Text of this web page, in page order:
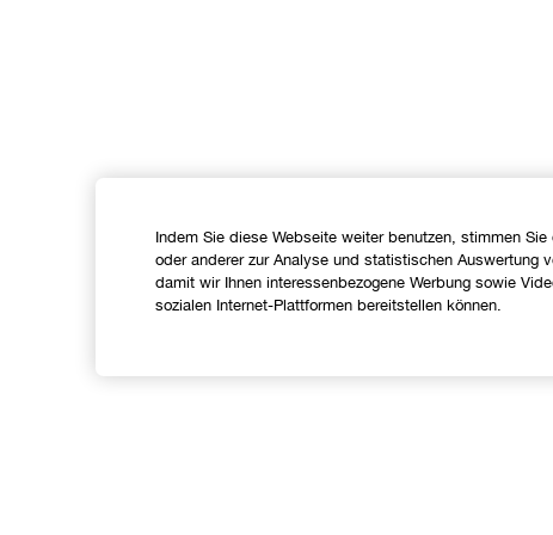
Indem Sie diese Webseite weiter benutzen, stimmen
oder anderer zur Analyse und statistischen Auswertung
damit wir Ihnen interessenbezogene Werbung sowie
sozialen Internet-Plattformen bereitstellen können.